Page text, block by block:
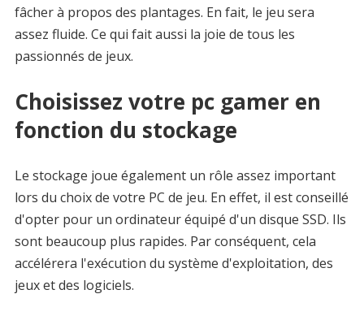
fâcher à propos des plantages. En fait, le jeu sera
assez fluide. Ce qui fait aussi la joie de tous les
passionnés de jeux.
Choisissez votre pc gamer en
fonction du stockage
Le stockage joue également un rôle assez important
lors du choix de votre PC de jeu. En effet, il est conseillé
d'opter pour un ordinateur équipé d'un disque SSD. Ils
sont beaucoup plus rapides. Par conséquent, cela
accélérera l'exécution du système d'exploitation, des
jeux et des logiciels.